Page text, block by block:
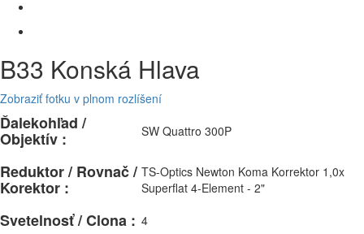
B33 Konská Hlava
Zobraziť fotku v plnom rozlíšení
Ďalekohľad /
Objektív : SW Quattro 300P
Reduktor / Rovnač /
Korektor :
TS-Optics Newton Koma Korrektor 1,0x
Superflat 4-Element - 2"
Svetelnosť / Clona : 4